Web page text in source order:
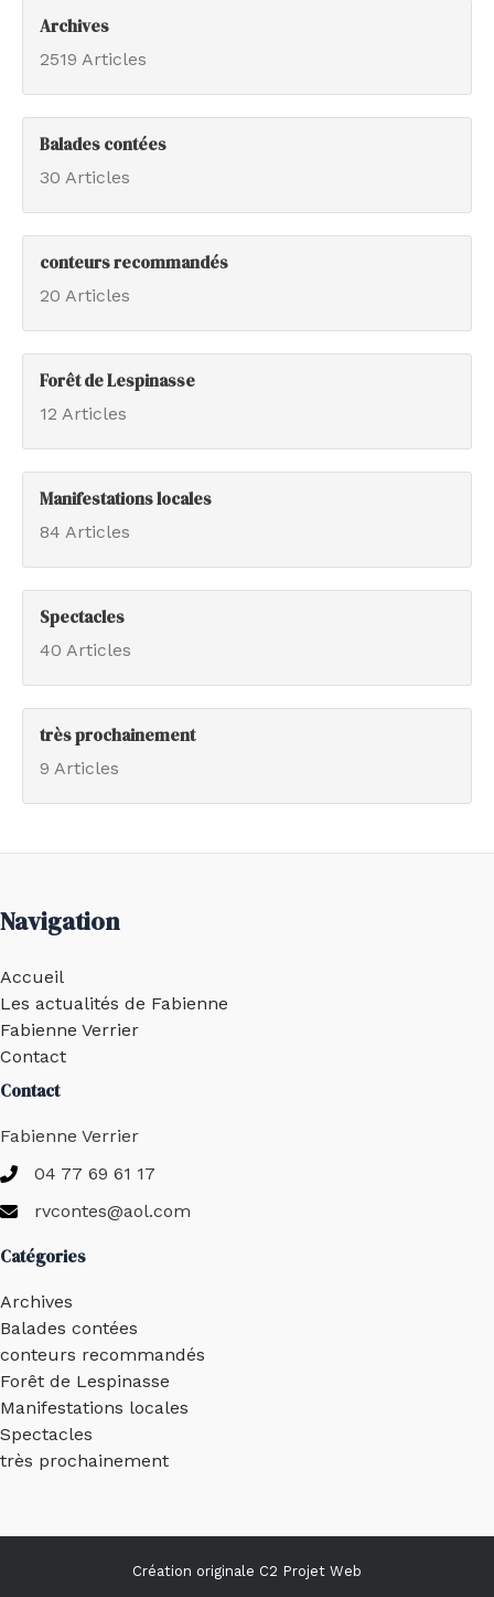
Archives
2519 Articles
Balades contées
30 Articles
conteurs recommandés
20 Articles
Forêt de Lespinasse
12 Articles
Manifestations locales
84 Articles
Spectacles
40 Articles
très prochainement
9 Articles
Navigation
Accueil
Les actualités de Fabienne
Fabienne Verrier
Contact
Contact
Fabienne Verrier
04 77 69 61 17
rvcontes@aol.com
Catégories
Archives
Balades contées
conteurs recommandés
Forêt de Lespinasse
Manifestations locales
Spectacles
très prochainement
Création originale C2 Projet Web